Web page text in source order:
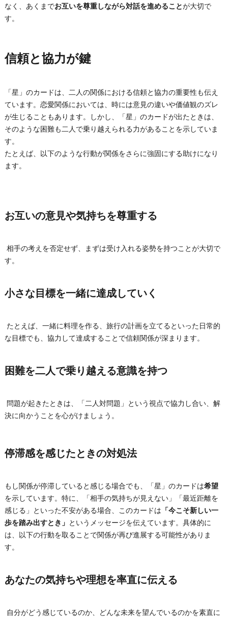
なく、あくまでお互いを尊重しながら対話を進めることが大切で
す。
信頼と協力が鍵
「星」のカードは、二人の関係における信頼と協力の重要性も伝え
ています。恋愛関係においては、時には意見の違いや価値観のズレ
が生じることもあります。しかし、「星」のカードが出たときは、
そのような困難も二人で乗り越えられる力があることを示していま
す。
たとえば、以下のような行動が関係をさらに強固にする助けになり
ます。
お互いの意見や気持ちを尊重する
相手の考えを否定せず、まずは受け入れる姿勢を持つことが大切で
す。
小さな目標を一緒に達成していく
たとえば、一緒に料理を作る、旅行の計画を立てるといった日常的
な目標でも、協力して達成することで信頼関係が深まります。
困難を二人で乗り越える意識を持つ
問題が起きたときは、「二人対問題」という視点で協力し合い、解
決に向かうことを心がけましょう。
停滞感を感じたときの対処法
もし関係が停滞していると感じる場合でも、「星」のカードは希望
を示しています。特に、「相手の気持ちが見えない」「最近距離を
感じる」といった不安がある場合、このカードは 「今こそ新しい一
歩を踏み出すとき」 というメッセージを伝えています。具体的に
は、以下の行動を取ることで関係が再び進展する可能性がありま
す。
あなたの気持ちや理想を率直に伝える
自分がどう感じているのか、どんな未来を望んでいるのかを素直に